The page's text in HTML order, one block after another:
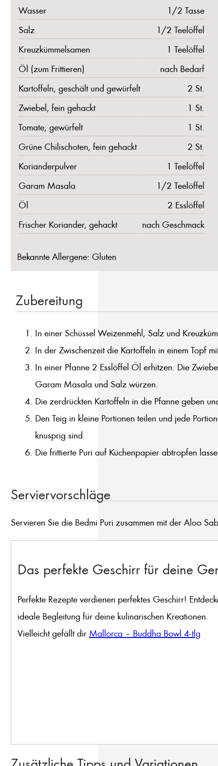
Wasser
1/2 Tasse
Salz
1/2 Teelöffel
Kreuzkümmelsamen
1 Teelöffel
Öl (zum Frittieren)
nach Bedarf
Kartoffeln, geschält und gewürfelt
2 St.
Zwiebel, fein gehackt
1 St.
Tomate, gewürfelt
1 St.
Grüne Chilischoten, fein gehackt
2 St.
Korianderpulver
1 Teelöffel
Garam Masala
1/2 Teelöffel
Öl
2 Esslöffel
Frischer Koriander, gehackt
nach Geschmack
Bekannte Allergene: Gluten
Zubereitung
In einer Schüssel Weizenmehl, Salz und
In der Zwischenzeit die Kartoffeln in einem Topf
In einer Pfanne 2 Esslöffel Öl erhitzen. Die
Garam Masala und Salz würzen.
Die zerdrückten Kartoffeln in die Pfanne geben
Den Teig in kleine Portionen teilen und jede
knusprig sind.
Die frittierte Puri auf Küchenpapier abtropfen
Serviervorschläge
Servieren Sie die Bedmi Puri zusammen mit der Aloo
Das perfekte Geschirr für deine
Perfekte Rezepte verdienen perfektes Geschirr!
ideale Begleitung für deine kulinarischen Kreationen.
Vielleicht gefällt dir Mallorca – Buddha Bowl 4-tlg